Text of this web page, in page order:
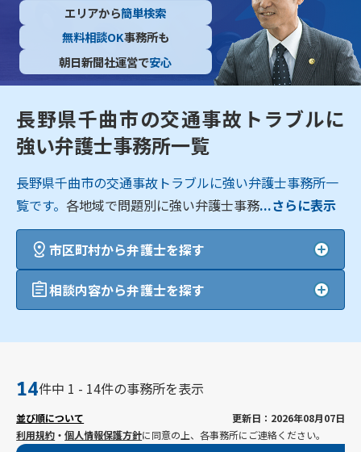
エリアから簡単検索
無料相談OK事務所も
朝日新聞社運営で安心
長野県千曲市の交通事故トラブルに
強い弁護士事務所一覧
長野県千曲市の交通事故トラブルに強い弁護士事務所一
覧です。各地域で問題別に強い弁護士事務...さらに表示
市区町村から弁護士を探す
相談内容から弁護士を探す
14件中 1 - 14件の事務所を表示
並び順について
更新日：2026年08月07日
利用規約 ・個人情報保護方針に同意の上、各事務所にご連絡ください。